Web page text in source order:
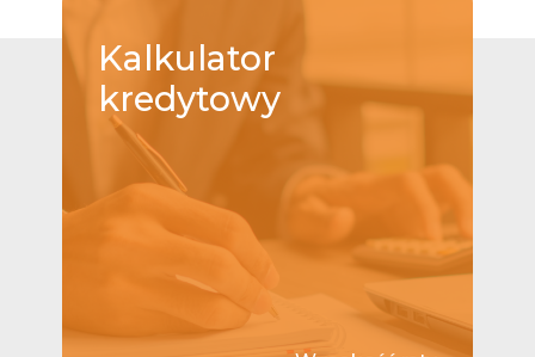
Kalkulator
kredytowy